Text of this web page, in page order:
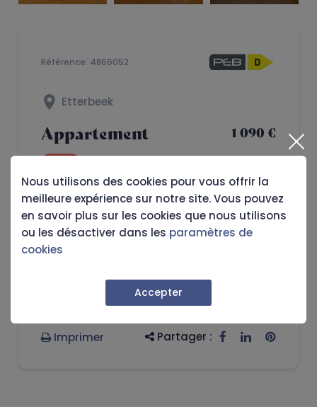
Référence: 4866052
Etterbeek
Appartement 1 090 €
1 1 79 m²
Vous souhaitez en savoir plus sur le bien
et/ou le visiter ?
Je prends rendez-vous
Imprimer Partager :
Nous utilisons des cookies pour vous offrir la
meilleure expérience sur notre site. Vous pouvez
en savoir plus sur les cookies que nous utilisons
ou les désactiver dans les paramètres de
cookies
Accepter